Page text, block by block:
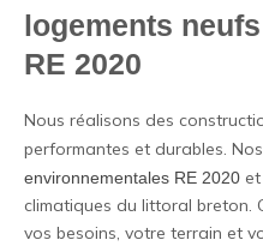
logements
RE 2020
Nous réalisons des
performantes et durables.
environnementales RE 2020
climatiques du littoral breton.
vos besoins, votre terrain et